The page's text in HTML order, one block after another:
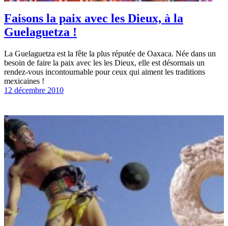
Faisons la paix avec les Dieux, à la
Guelaguetza !
La Guelaguetza est la fête la plus réputée de Oaxaca. Née dans un
besoin de faire la paix avec les les Dieux, elle est désormais un
rendez-vous incontournable pour ceux qui aiment les traditions
mexicaines !
12 décembre 2010